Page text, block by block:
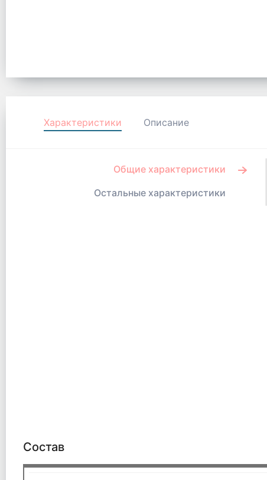
Характеристики Описание
Общие характеристики
Остальные характеристики
Состав